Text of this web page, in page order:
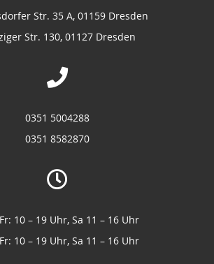
Str. 35 A, 01159 Dresden
Str. 130, 01127 Dresden
0351 5004288
0351 8582870
10 – 19 Uhr, Sa 11 – 16 Uhr
10 – 19 Uhr, Sa 11 – 16 Uhr